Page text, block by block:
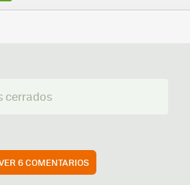
cerrados
6 COMENTARIOS